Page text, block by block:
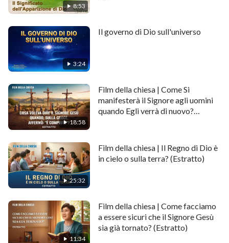
8:53
3:24
Il governo di Dio sull'universo
18:58
Film della chiesa | Come Si
manifesterà il Signore agli uomini
quando Egli verrà di nuovo?
25:32
Film della chiesa | Il Regno di Dio è
in cielo o sulla terra? (Estratto)
11:34
Film della chiesa | Come facciamo
a essere sicuri che il Signore Gesù
sia già tornato? (Estratto)